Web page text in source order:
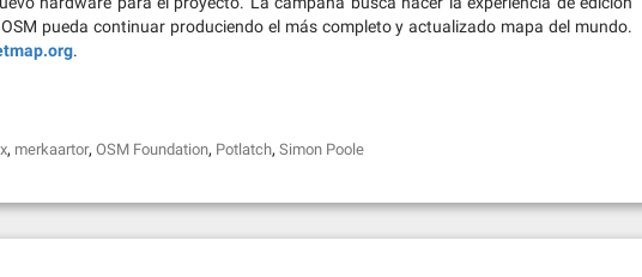
pueda continuar produciendo el más completo y actualizado mapa del mundo.
.
, merkaartor, OSM Foundation, Potlatch, Simon Poole